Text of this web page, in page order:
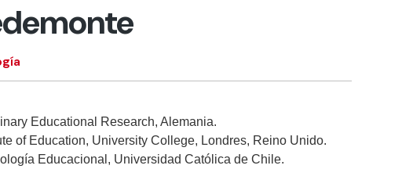
Educational Research, Alemania.
of Education, University College, Londres, Reino Unido.
Educacional, Universidad Católica de Chile.